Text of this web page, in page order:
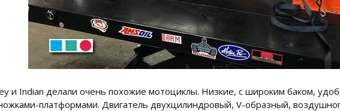
и Indian делали очень похожие мотоциклы. Низкие, с широким баком,
платформами. Двигатель двухцилиндровый, V-образный,